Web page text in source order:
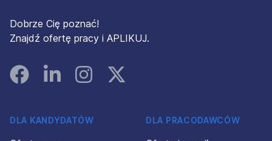
Dobrze Cię poznać!
Znajdź ofertę pracy i APLIKUJ.
FacebookLinked InInstagramInstagram
DLA KANDYDATÓW DLA PRACODAWCÓW